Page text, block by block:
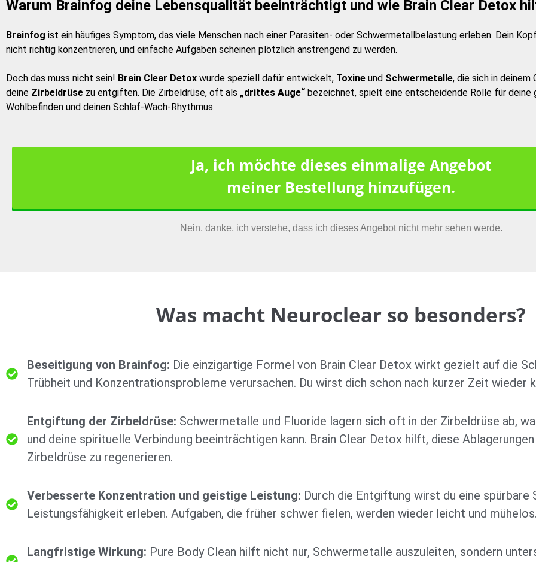
Warum Brainfog deine Lebensqualität beeinträchtigt und wie Brain Clear Detox
Brainfog ist ein häufiges Symptom, das viele Menschen nach einer Parasiten- oder Schwermetallbelastung erleben. Dein
nicht richtig konzentrieren, und einfache Aufgaben scheinen plötzlich anstrengend zu werden.
Doch das muss nicht sein! Brain Clear Detox wurde speziell dafür entwickelt, Toxine und Schwermetalle, die sich in deinem
deine Zirbeldrüse zu entgiften. Die Zirbeldrüse, oft als „drittes Auge“ bezeichnet, spielt eine entscheidende Rolle für deine
Wohlbefinden und deinen Schlaf-Wach-Rhythmus.
Ja, ich möchte dieses einmalige Angebot
meiner Bestellung hinzufügen.
Nein, danke, ich verstehe, dass ich dieses Angebot nicht mehr sehen werde.
Was macht Neuroclear so besonders?
Beseitigung von Brainfog: Die einzigartige Formel von Brain Clear Detox wirkt gezielt auf die
Trübheit und Konzentrationsprobleme verursachen. Du wirst dich schon nach kurzer Zeit wieder
Entgiftung der Zirbeldrüse: Schwermetalle und Fluoride lagern sich oft in der Zirbeldrüse ab,
und deine spirituelle Verbindung beeinträchtigen kann. Brain Clear Detox hilft, diese
Zirbeldrüse zu regenerieren.
Verbesserte Konzentration und geistige Leistung: Durch die Entgiftung wirst du eine spürbare
Leistungsfähigkeit erleben. Aufgaben, die früher schwer fielen, werden wieder leicht und
Langfristige Wirkung: Pure Body Clean hilft nicht nur, Schwermetalle auszuleiten, sondern